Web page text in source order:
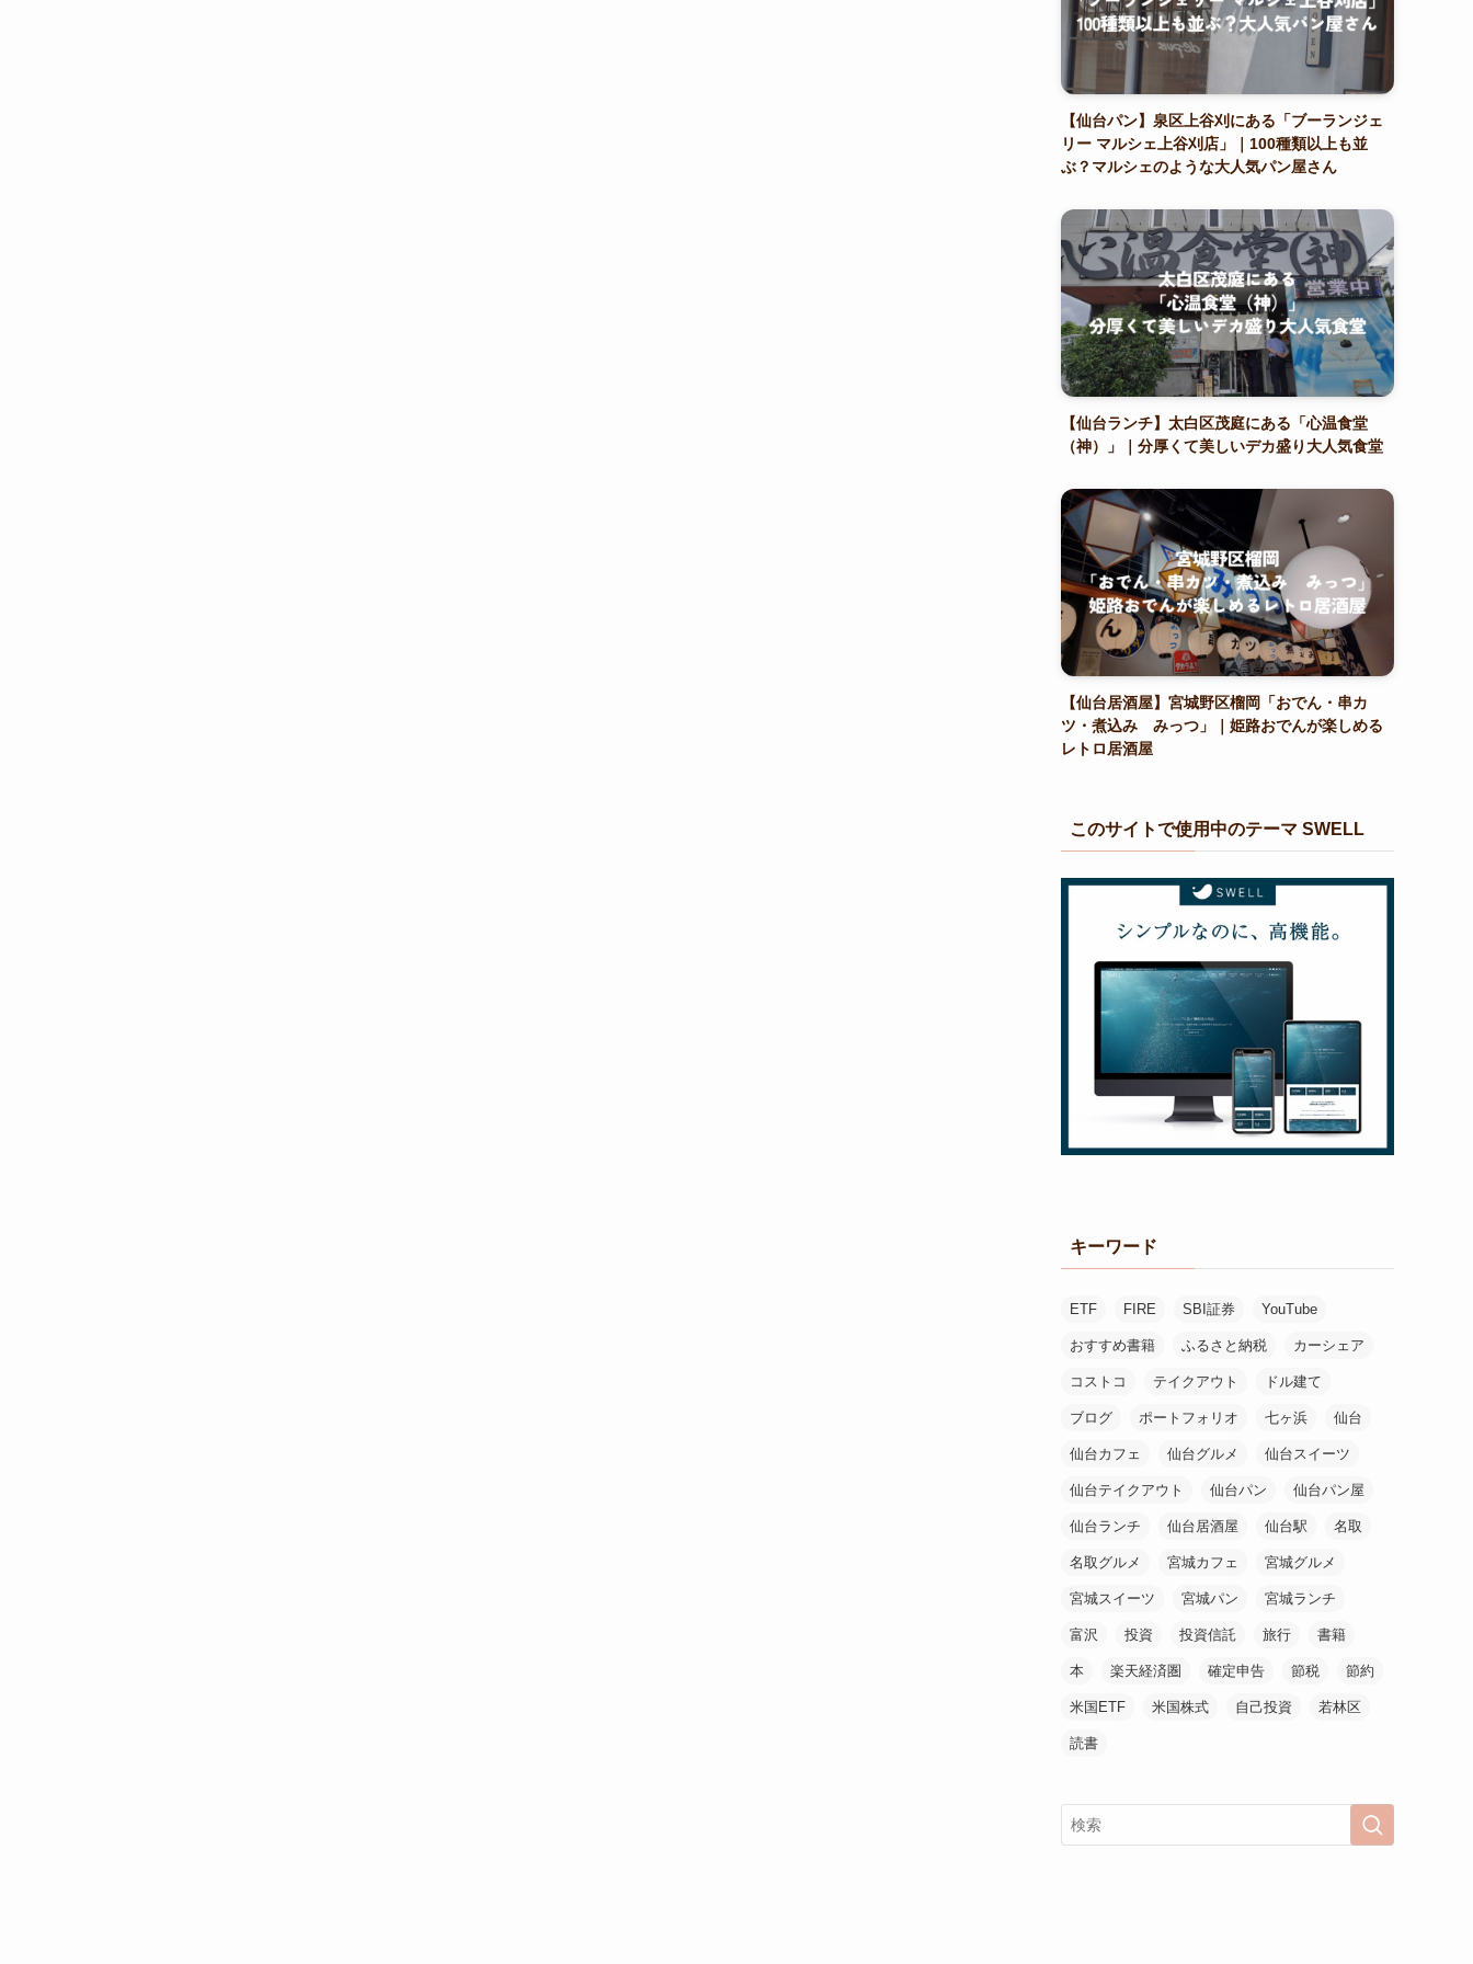
【仙台パン】泉区上谷刈にある「ブーランジェ
リー マルシェ上谷刈店」｜100種類以上も並
ぶ？マルシェのような大人気パン屋さん
【仙台ランチ】太白区茂庭にある「心温食堂
（神）」｜分厚くて美しいデカ盛り大人気食堂
【仙台居酒屋】宮城野区榴岡「おでん・串カ
ツ・煮込み みっつ」｜姫路おでんが楽しめる
レトロ居酒屋
このサイトで使用中のテーマ SWELL
キーワード
ETF FIRE SBI証券 YouTube
おすすめ書籍 ふるさと納税 カーシェア
コストコ テイクアウト ドル建て
ブログ ポートフォリオ 七ヶ浜 仙台
仙台カフェ 仙台グルメ 仙台スイーツ
仙台テイクアウト 仙台パン 仙台パン屋
仙台ランチ 仙台居酒屋 仙台駅 名取
名取グルメ 宮城カフェ 宮城グルメ
宮城スイーツ 宮城パン 宮城ランチ
富沢 投資 投資信託 旅行 書籍
本 楽天経済圏 確定申告 節税 節約
米国ETF 米国株式 自己投資 若林区
読書